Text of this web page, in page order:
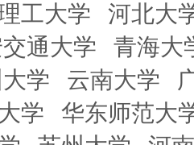
工大学
河北大
通大学
青海大
学 云南大学
学
华东师范大